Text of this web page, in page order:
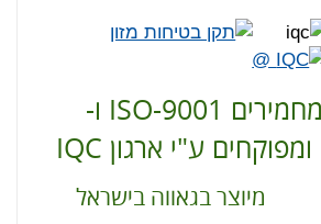
תקני איכות מחמירים ISO-9001 ו-
מיוצר בגאווה בישראל